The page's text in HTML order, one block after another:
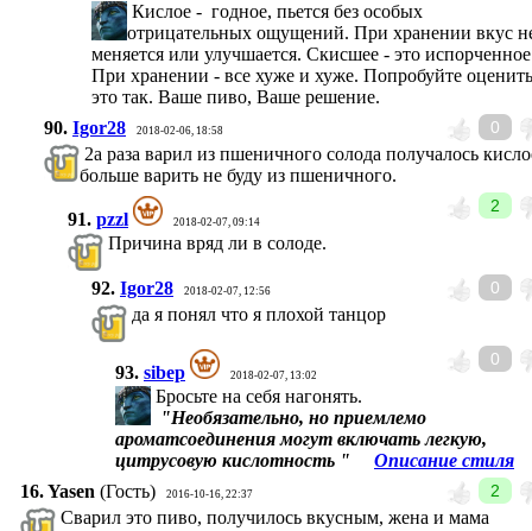
Кислое - годное, пьется без особых
отрицательных ощущений. При хранении вкус
меняется или улучшается. Скисшее - это
При хранении - все хуже и хуже. Попробуйте оценить
это так. Ваше пиво, Ваше решение.
0
90. Igor28 2018-02-06, 18:58
2а раза варил из пшеничного солода получалось
больше варить не буду из пшеничного.
2
91. pzzl 2018-02-07, 09:14
Причина вряд ли в солоде.
0
92. Igor28 2018-02-07, 12:56
да я понял что я плохой танцор
0
93. sibep 2018-02-07, 13:02
Бросьте на себя нагонять.
"Необязательно, но приемлемо
ароматсоединения могут включать легкую,
цитрусовую кислотность " Описание стиля
2
16.Yasen (Гость) 2016-10-16, 22:37
Сварил это пиво, получилось вкусным, жена и мама